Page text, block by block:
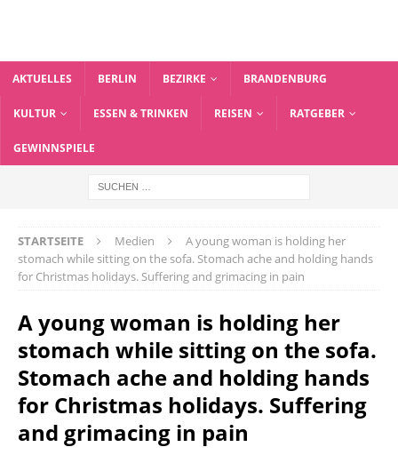
AKTUELLES BERLIN BEZIRKE BRANDENBURG
KULTUR ESSEN & TRINKEN REISEN RATGEBER
GEWINNSPIELE
STARTSEITE Medien
A young woman is holding her
stomach while sitting on the sofa. Stomach ache and holding hands
for Christmas holidays. Suffering and grimacing in pain
A young woman is holding her
stomach while sitting on the sofa.
Stomach ache and holding hands
for Christmas holidays. Suffering
and grimacing in pain